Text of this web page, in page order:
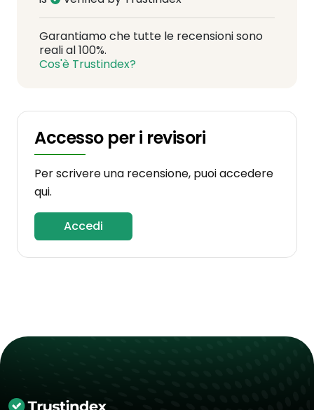
Garantiamo che tutte le recensioni sono
reali al 100%.
Cos'è Trustindex?
Accesso per i revisori
Per scrivere una recensione, puoi accedere
qui.
Accedi